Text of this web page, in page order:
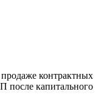
контрактных
капитального